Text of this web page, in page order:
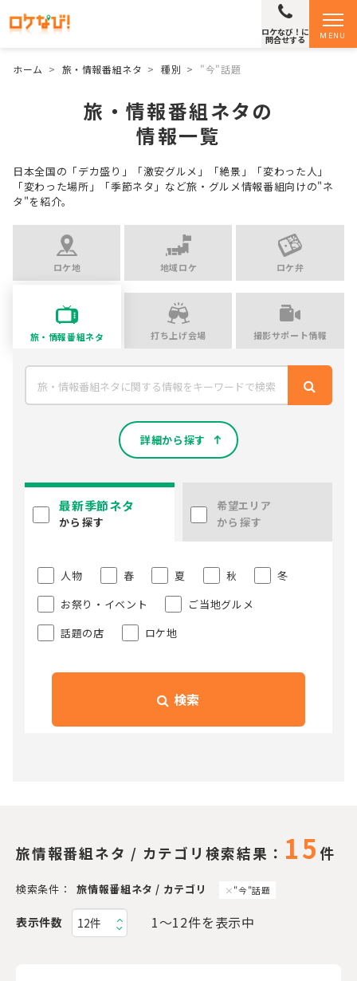
MENU
ロケなび！に
問合せする
ホーム > 旅・情報番組ネタ > 種別 > "今"話題
旅・情報番組ネタの
情報一覧
日本全国の「デカ盛り」「激安グルメ」「絶景」「変わった人」
「変わった場所」「季節ネタ」など旅・グルメ情報番組向けの"ネ
タ"を紹介。
ロケ地 地域ロケ ロケ弁
旅・情報番組ネタ 打ち上げ会場 撮影サポート情報
詳細から探す
最新季節ネタ
から探す
希望エリア
から探す
人物 春 夏 秋
冬
お祭り・イベント
ご当地グルメ
話題の店
ロケ地
検索
旅情報番組ネタ / カテゴリ検索結果： 15 件
検索条件： 旅情報番組ネタ / カテゴリ "今"話題
表示件数 1〜12件を表示中